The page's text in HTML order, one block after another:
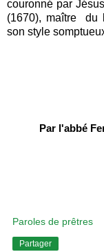
couronné par
(1670), maître du
son style
Par l'abbé
Paroles de prêtres
Partager